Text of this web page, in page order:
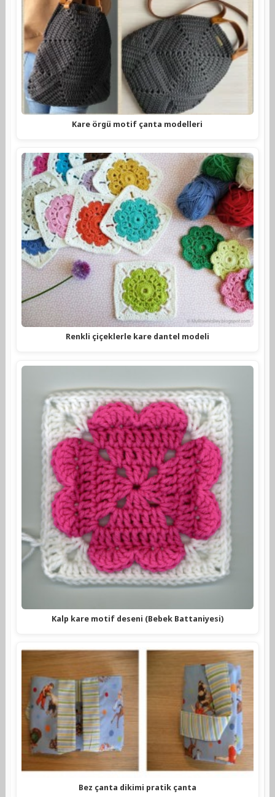
Kare örgü motif çanta modelleri
Renkli çiçeklerle kare dantel modeli
Kalp kare motif deseni (Bebek Battaniyesi)
Bez çanta dikimi pratik çanta